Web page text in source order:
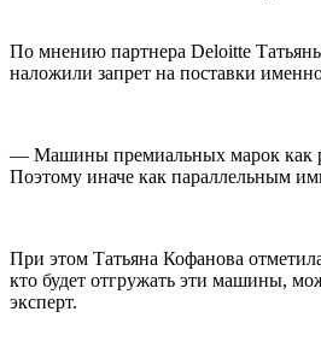
По мнению партнера Deloitte
наложили запрет на поставки
— Машины премиальных марок как
Поэтому иначе как параллельным
При этом Татьяна Кофанова
кто будет отгружать эти машины,
эксперт.